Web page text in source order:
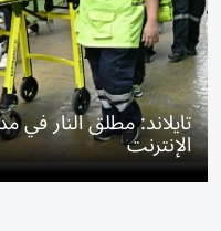
تايلاند: مطلق النار
الإنترنت